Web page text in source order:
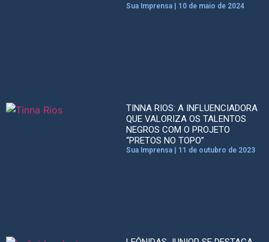
Sua Imprensa 10 de maio de 2024
TINNA RIOS: A INFLUENCIADORA
QUE VALORIZA OS TALENTOS
NEGROS COM O PROJETO
“PRETOS NO TOPO”
Sua Imprensa 11 de outubro de 2023